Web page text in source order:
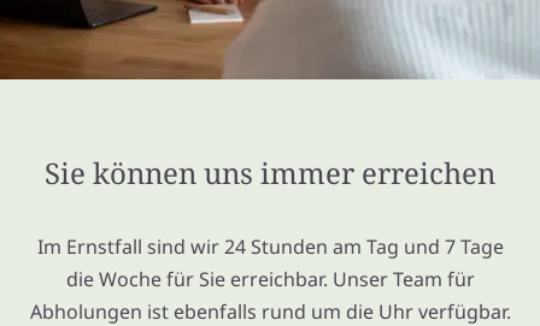
Sie können uns immer erreichen
Im Ernstfall sind wir 24 Stunden am Tag und 7 Tage
die Woche für Sie erreichbar. Unser Team für
Abholungen ist ebenfalls rund um die Uhr verfügbar.